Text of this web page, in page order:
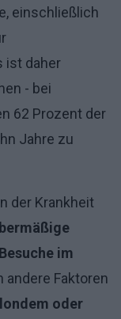
einschließlich
ist daher
- bei
62 Prozent der
Jahre zu
der Krankheit
im
andere Faktoren
oder